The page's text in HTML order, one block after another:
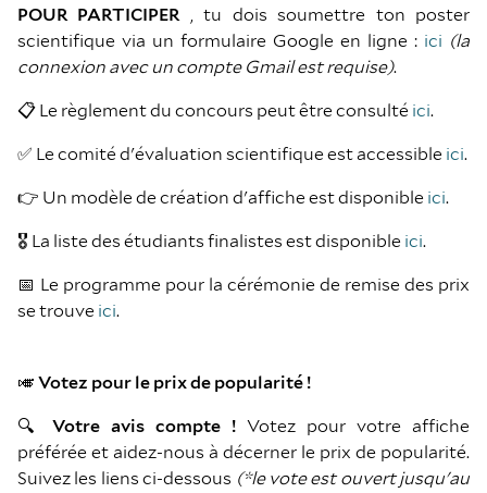
POUR PARTICIPER , tu dois soumettre ton poster
scientifique via un formulaire Google en ligne : ici (la
connexion avec un compte Gmail est requise).
📋 Le règlement du concours peut être consulté ici.
✅ Le comité d'évaluation scientifique est accessible ici.
👉 Un modèle de création d'affiche est disponible ici.
🎖️ La liste des étudiants finalistes est disponible ici.
📅 Le programme pour la cérémonie de remise des prix
se trouve ici.
🎺 Votez pour le prix de popularité !
🔍 Votre avis compte ! Votez pour votre affiche
préférée et aidez-nous à décerner le prix de popularité.
Suivez les liens ci-dessous (*le vote est ouvert jusqu'au